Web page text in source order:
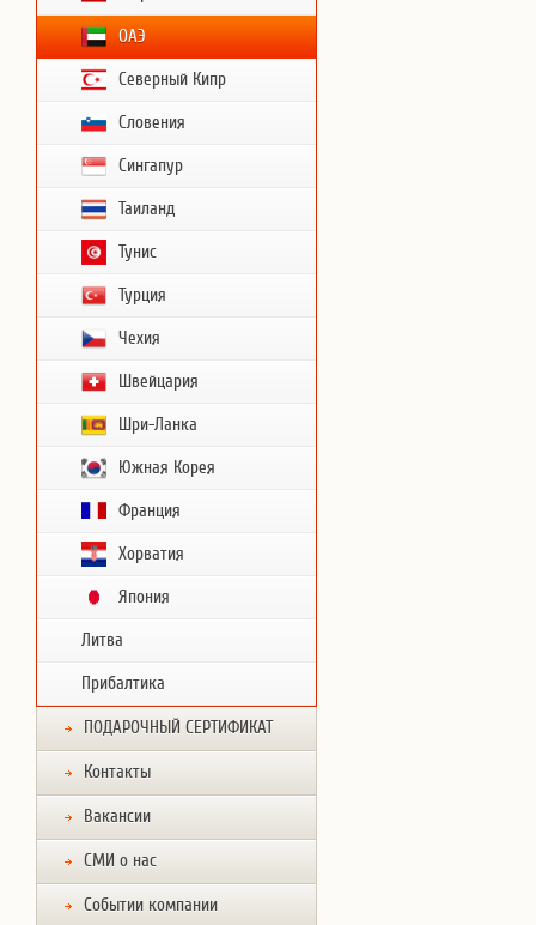
ОАЭ
Северный Кипр
Словения
Сингапур
Таиланд
Тунис
Турция
Чехия
Швейцария
Шри-Ланка
Южная Корея
Франция
Хорватия
Япония
Литва
Прибалтика
ПОДАРОЧНЫЙ СЕРТИФИКАТ
Контакты
Вакансии
СМИ о нас
Событии компании